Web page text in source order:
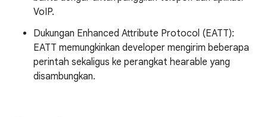
VoIP.
Dukungan Enhanced Attribute Protocol (EATT):
EATT memungkinkan developer mengirim beberapa
perintah sekaligus ke perangkat hearable yang
disambungkan.